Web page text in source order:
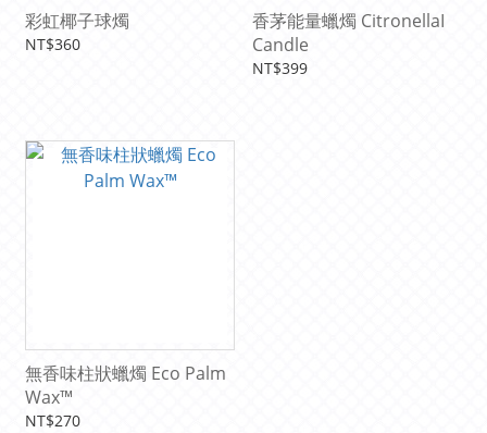
彩虹椰子球燭
NT$360
香茅能量蠟燭 CitronellaI
Candle
NT$399
無香味柱狀蠟燭 Eco Palm
Wax™
NT$270